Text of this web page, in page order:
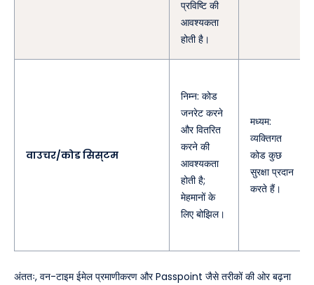
प्रविष्टि की
आवश्यकता
होती है।
वाउचर/कोड सिस्टम
निम्न: कोड
जनरेट करने
और वितरित
करने की
आवश्यकता
होती है;
मेहमानों के
लिए बोझिल।
मध्यम:
व्यक्तिगत
कोड कुछ
सुरक्षा प्रदान
करते हैं।
अंततः, वन-टाइम ईमेल प्रमाणीकरण और Passpoint जैसे तरीकों की ओर बढ़ना